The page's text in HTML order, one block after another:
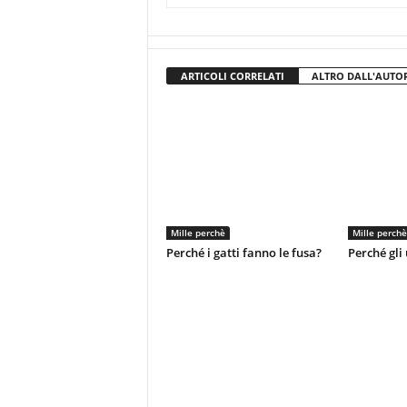
ARTICOLI CORRELATI ALTRO
Mille perchè
Perché i gatti fanno le fusa?
Mille perchè
Perché